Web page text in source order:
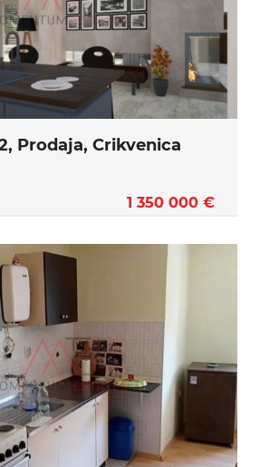
Prodaja, Crikvenica
1 350 000 €